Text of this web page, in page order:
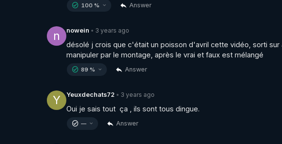
100 % Answer
n nowein • 3 years ago
désolé j crois que c'était un poisson d'avril cette vidéo, sorti
manipuler par le montage, après le vrai et faux est mélangé
89 % Answer
Y Yeuxdechats72 • 3 years ago
Oui je sais tout  ça , ils sont tous dingue.
— Answer